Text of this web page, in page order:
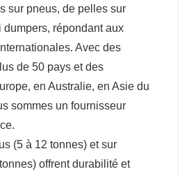
sur pneus, de pelles sur
répondant aux
Avec des
de 50 pays et des
en Australie, en Asie du
sommes un fournisseur
(5 à 12 tonnes) et sur
offrent durabilité et